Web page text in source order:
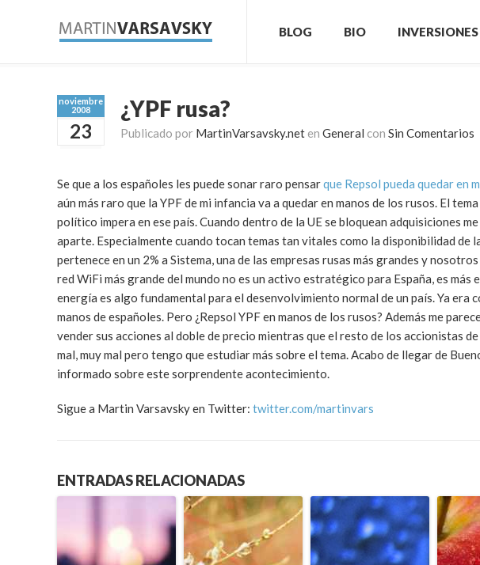
BLOG BIO INVERSIONES
noviembre
2008
23
¿YPF rusa?
Publicado por MartinVarsavsky.net en General con Sin Comentarios
Se que a los españoles les puede sonar raro pensarque Repsol pueda quedar en
aún más raro que la YPF de mi infancia va a quedar en manos de los rusos. El
político impera en ese país. Cuando dentro de la UE se bloquean adquisiciones
aparte. Especialmente cuando tocan temas tan vitales como la disponibilidad de
pertenece en un 2% a Sistema, una de las empresas rusas más grandes y
red WiFi más grande del mundo no es un activo estratégico para España, es más
energía es algo fundamental para el desenvolvimiento normal de un país. Ya era
manos de españoles. Pero ¿Repsol YPF en manos de los rusos? Además me
vender sus acciones al doble de precio mientras que el resto de los accionistas
mal, muy mal pero tengo que estudiar más sobre el tema. Acabo de llegar de
informado sobre este sorprendente acontecimiento.
Sigue a Martin Varsavsky en Twitter: twitter.com/martinvars
ENTRADAS RELACIONADAS